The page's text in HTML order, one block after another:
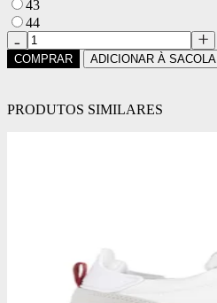
43
44
COMPRAR ADICIONAR À SACOLA
PRODUTOS SIMILARES